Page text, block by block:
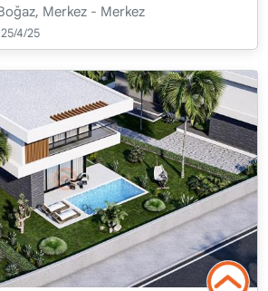
Merkez - Merkez
4/25